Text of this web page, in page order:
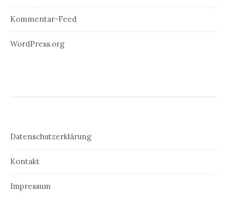
Kommentar-Feed
WordPress.org
Datenschutzerklärung
Kontakt
Impressum